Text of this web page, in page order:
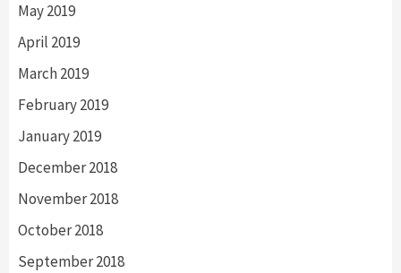
May 2019
April 2019
March 2019
February 2019
January 2019
December 2018
November 2018
October 2018
September 2018